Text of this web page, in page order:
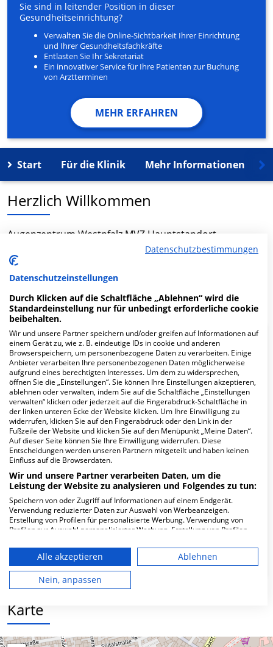
Sie sind in leitender Position in dieser
Gesundheitseinrichtung?
Verwalten Sie die Online-Sichtbarkeit Ihrer Einrichtung
und Ihrer Gesundheitsfachkräfte
Entlasten Sie Ihr Sekretariat
Ein innovativer Service für Ihre Patienten zur Buchung
von Arztterminen
MEHR ERFAHREN
Start Für die Klinik Mehr Informationen
Herzlich Willkommen
Augenzentrum Westpfalz MVZ Hauptstandort
Kaiserslautern in der Lutrinastr. 2-Apr ist ein
medizinisches Versorgungszentrum in Kaiserslautern.
Mehr Informationen
FAQ
Hier ﬁnden Sie häuﬁg gestellte Fragen zu dieser Klinik.
Wie lautet die Adresse von Augenzentrum
Westpfalz MVZ Hauptstandort
Kaiserslautern?
67655 Kaiserslautern
Wie ist die Telefonnummer von
Kaiserslautern?
Karte
Datenschutzbestimmungen
Datenschutzeinstellungen
Durch Klicken auf die Schaltfläche „Ablehnen“ wird die
Standardeinstellung nur für unbedingt erforderliche cookie
beibehalten.
Wir und unsere Partner speichern und/oder greifen auf Informationen auf
einem Gerät zu, wie z. B. eindeutige IDs in cookie und anderen
Browserspeichern, um personenbezogene Daten zu verarbeiten. Einige
Anbieter verarbeiten Ihre personenbezogenen Daten möglicherweise
aufgrund eines berechtigten Interesses. Um dem zu widersprechen,
öffnen Sie die „Einstellungen“. Sie können Ihre Einstellungen akzeptieren,
ablehnen oder verwalten, indem Sie auf die Schaltfläche „Einstellungen
verwalten“ klicken oder jederzeit auf die Fingerabdruck-Schaltfläche in
der linken unteren Ecke der Website klicken. Um Ihre Einwilligung zu
widerrufen, klicken Sie auf den Fingerabdruck oder den Link in der
Fußzeile der Website und klicken Sie auf den Menüpunkt „Meine Daten“.
Auf dieser Seite können Sie Ihre Einwilligung widerrufen. Diese
Entscheidungen werden unseren Partnern mitgeteilt und haben keinen
Einfluss auf die Browserdaten.
Wir und unsere Partner verarbeiten Daten, um die
Leistung der Website zu analysieren und Folgendes zu tun:
Speichern von oder Zugriff auf Informationen auf einem Endgerät.
Verwendung reduzierter Daten zur Auswahl von Werbeanzeigen.
Erstellung von Profilen für personalisierte Werbung. Verwendung von
Profilen zur Auswahl personalisierter Werbung. Erstellung von Profilen
personalisierter Inhalte. Messung der Werbeleistung. Messung der
Performance von Inhalten. Analyse von Zielgruppen durch Statistiken
oder Kombinationen von Daten aus verschiedenen Quellen. Entwicklung
und Verbesserung der Angebote. Verwendung reduzierter Daten zur
Auswahl von Inhalten.
die USA gesendet werden.
Ihre Einwilligung und die cookie Richtlinie gelten ausschließlich für diese
Alle akzeptieren
Ablehnen
Nein, anpassen